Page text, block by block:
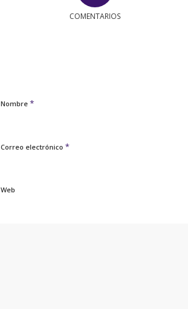
COMENTARIOS
Nombre *
Correo electrónico *
Web